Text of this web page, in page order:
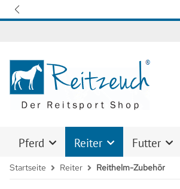
Wir
Pferd Reiter Futter
Startseite Reiter Reithelm-Zubehör